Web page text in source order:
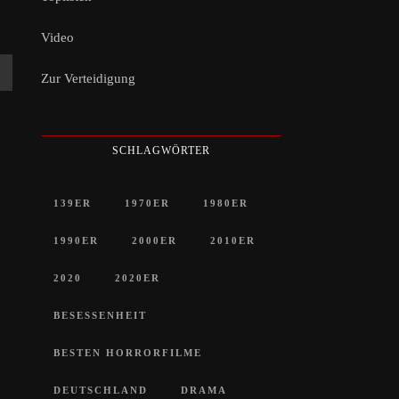
Video
Zur Verteidigung
SCHLAGWÖRTER
139ER 1970ER 1980ER
1990ER 2000ER 2010ER
2020 2020ER
BESESSENHEIT
BESTEN HORRORFILME
DEUTSCHLAND DRAMA